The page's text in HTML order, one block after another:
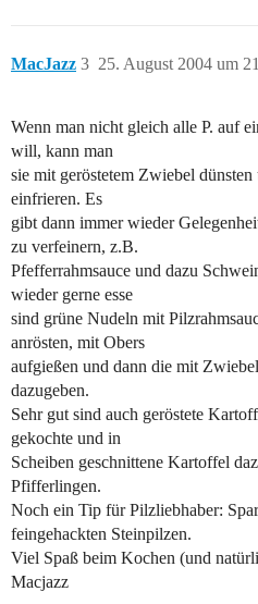
MacJazz 25. August 2004 um
3
Wenn man nicht gleich alle P. auf
will, kann man
sie mit geröstetem Zwiebel
einfrieren. Es
gibt dann immer wieder
zu verfeinern, z.B.
Pfefferrahmsauce und dazu
wieder gerne esse
sind grüne Nudeln mit
anrösten, mit Obers
aufgießen und dann die mit
dazugeben.
Sehr gut sind auch geröstete
gekochte und in
Scheiben geschnittene Kartoffel
Pfifferlingen.
Noch ein Tip für Pilzliebhaber:
feingehackten Steinpilzen.
Viel Spaß beim Kochen (und
Macjazz